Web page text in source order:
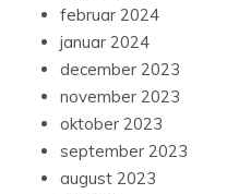
februar 2024
januar 2024
december 2023
november 2023
oktober 2023
september 2023
august 2023